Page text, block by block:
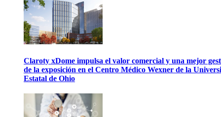
Claroty xDome impulsa el valor comercial y una mejor
de la exposición en el Centro Médico Wexner de la
Estatal de Ohio